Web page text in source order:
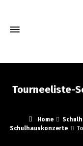
Tourneeliste-
Home
Schulhauskonzerte